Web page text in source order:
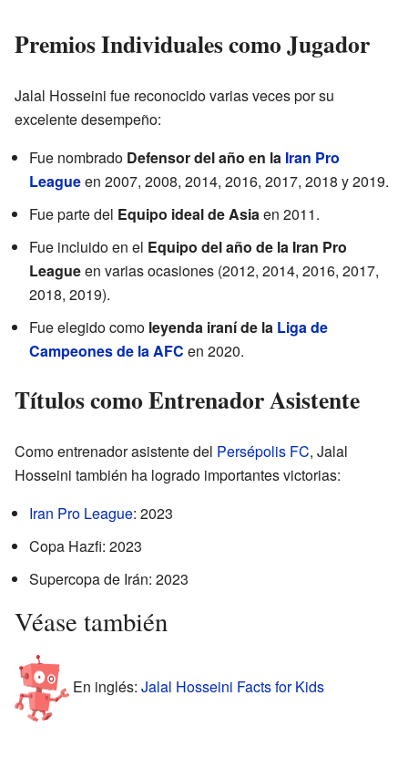
Premios Individuales como Jugador
Jalal Hosseini fue reconocido varias veces por su
excelente desempeño:
Fue nombrado Defensor del año en la Iran Pro
Leagueen 2007, 2008, 2014, 2016, 2017, 2018 y 2019.
Fue parte del Equipo ideal de Asiaen 2011.
Fue incluido en el Equipo del año de la Iran Pro
Leagueen varias ocasiones (2012, 2014, 2016, 2017,
2018, 2019).
Fue elegido como leyenda iraní de la Liga de
Campeones de la AFC en 2020.
Títulos como Entrenador Asistente
Como entrenador asistente del Persépolis FC, Jalal
Hosseini también ha logrado importantes victorias:
Iran Pro League: 2023
Copa Hazfi: 2023
Supercopa de Irán: 2023
Véase también
En inglés: Jalal Hosseini Facts for Kids